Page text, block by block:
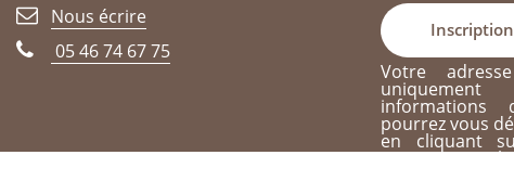
Nous écrire
05 46 74 67 75
Votre
informations
pourrez vous
en cliquant
n'importe quel